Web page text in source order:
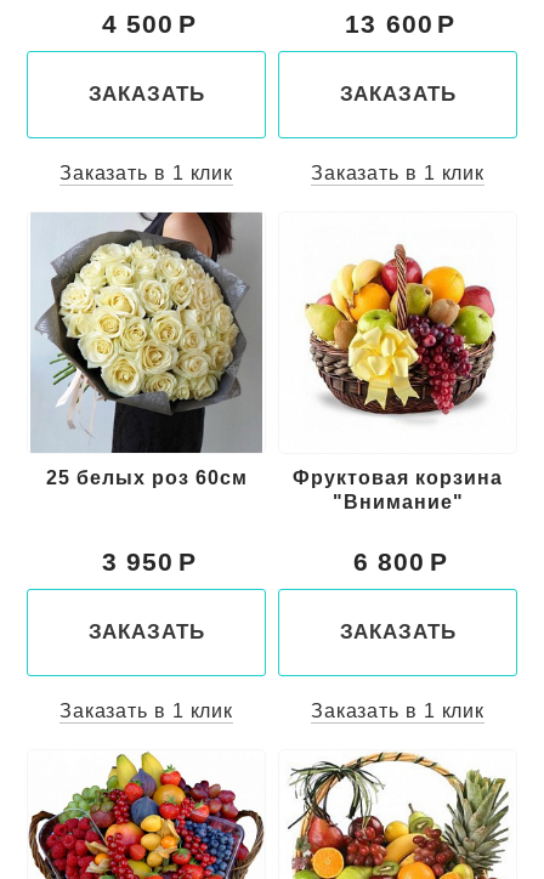
4 500
ЗАКАЗАТЬ
Заказать в 1 клик
13 600
ЗАКАЗАТЬ
Заказать в 1 клик
25 белых роз 60см
3 950
ЗАКАЗАТЬ
Заказать в 1 клик
Фруктовая корзина
"Внимание"
6 800
ЗАКАЗАТЬ
Заказать в 1 клик